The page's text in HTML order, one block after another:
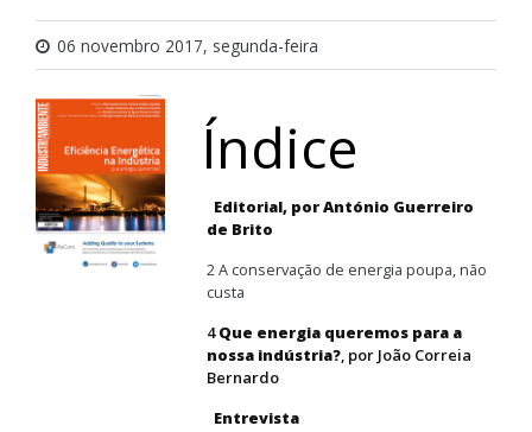
06 novembro 2017, segunda-feira
Índice
Editorial, por António Guerreiro
de Brito
2 A conservação de energia poupa, não
custa
4Que energia queremos para a
nossa indústria?, por João Correia
Bernardo
Entrevista